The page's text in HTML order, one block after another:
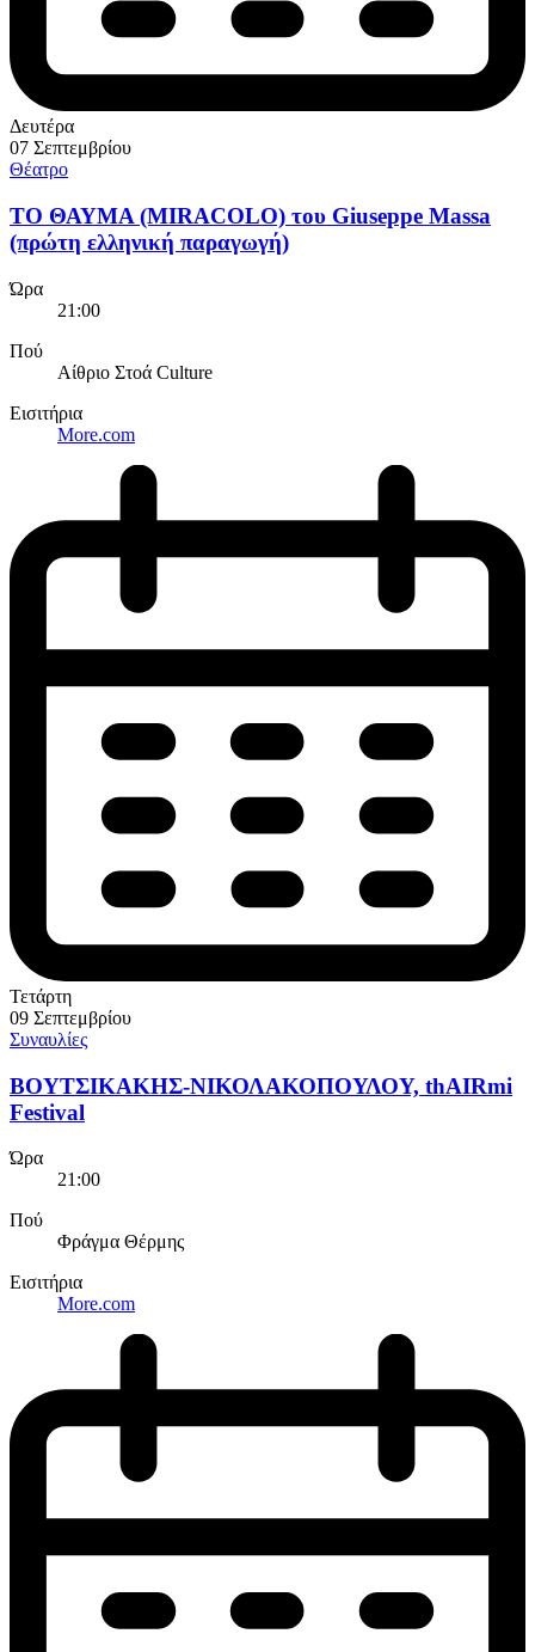
Δευτέρα
07 Σεπτεμβρίου
Θέατρο
ΤΟ ΘΑΥΜΑ (MIRACOLO) του Giuseppe Massa
(πρώτη ελληνική παραγωγή)
Ώρα
21:00
Πού
Αίθριο Στοά Culture
Εισιτήρια
More.com
Τετάρτη
09 Σεπτεμβρίου
Συναυλίες
ΒΟΥΤΣΙΚΑΚΗΣ-ΝΙΚΟΛΑΚΟΠΟΥΛΟΥ, thAIRmi
Festival
Ώρα
21:00
Πού
Φράγμα Θέρμης
Εισιτήρια
More.com